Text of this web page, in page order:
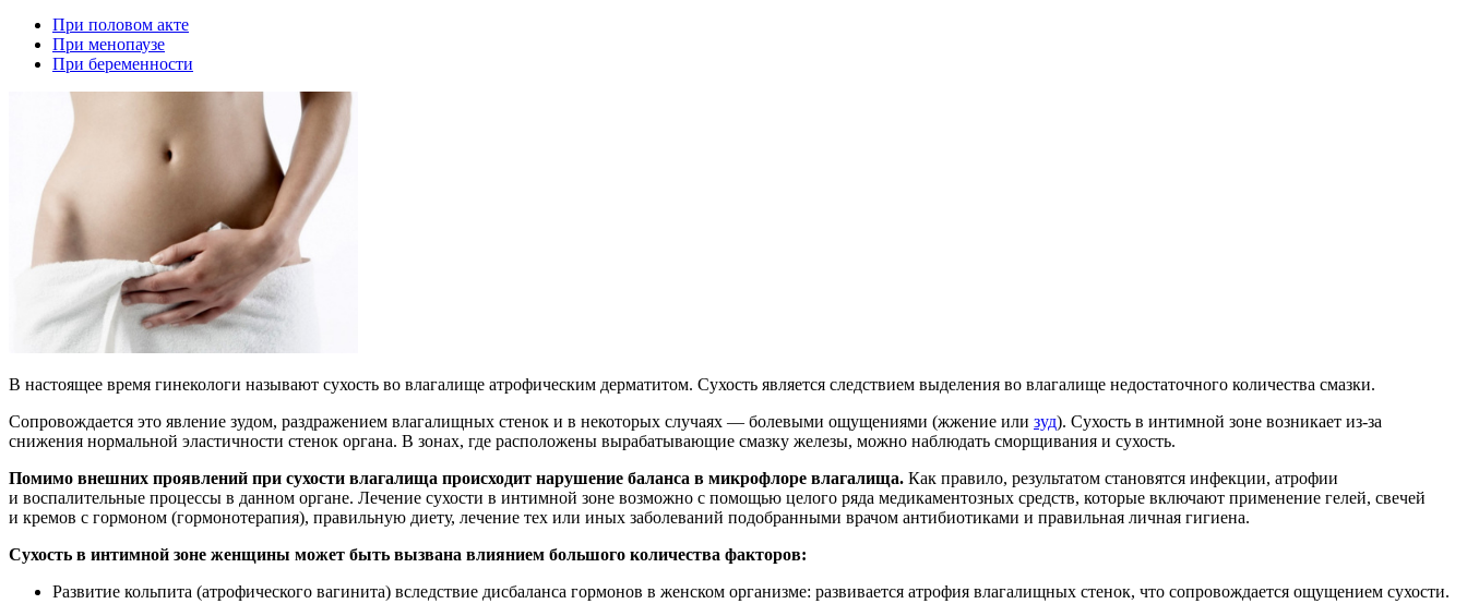
При половом акте
При менопаузе
При беременности
В настоящее время гинекологи называют сухость во влагалище атрофическим дерматитом. Сухость является следствием выделения во влагалище недостаточного количества смазки.
Сопровождается это явление зудом, раздражением влагалищных стенок и в некоторых случаях — болевыми ощущениями (жжение или зуд). Сухость в интимной зоне возникает из-за
снижения нормальной эластичности стенок органа. В зонах, где расположены вырабатывающие смазку железы, можно наблюдать сморщивания и сухость.
Помимо внешних проявлений при сухости влагалища происходит нарушение баланса в микрофлоре влагалища. Как правило, результатом становятся инфекции, атрофии
и воспалительные процессы в данном органе. Лечение сухости в интимной зоне возможно с помощью целого ряда медикаментозных средств, которые включают применение гелей, свечей
и кремов с гормоном (гормонотерапия), правильную диету, лечение тех или иных заболеваний подобранными врачом антибиотиками и правильная личная гигиена.
Сухость в интимной зоне женщины может быть вызвана влиянием большого количества факторов:
Развитие кольпита (атрофического вагинита) вследствие дисбаланса гормонов в женском организме: развивается атрофия влагалищных стенок, что сопровождается ощущением сухости.